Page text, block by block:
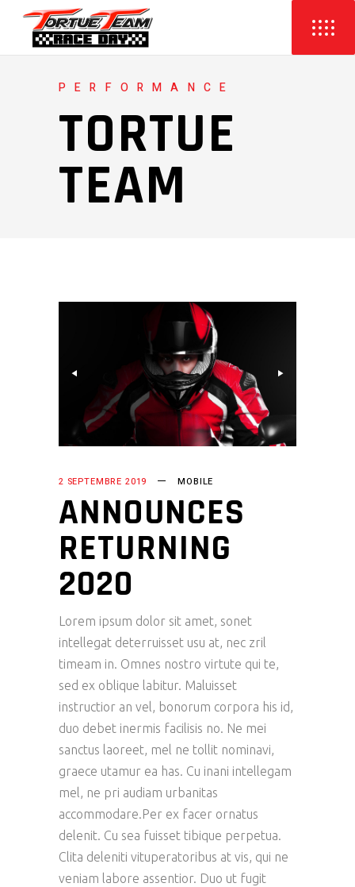
PERFORMANCE
TORTUE
TEAM
2 SEPTEMBRE 2019 MOBILE
ANNOUNCES
RETURNING
2020
Lorem ipsum dolor sit amet, sonet
intellegat deterruisset usu at, nec zril
timeam in. Omnes nostro virtute qui te,
sed ex oblique labitur. Maluisset
instructior an vel, bonorum corpora his id,
duo debet inermis facilisis no. Ne mei
sanctus laoreet, mel ne tollit nominavi,
graece utamur ea has. Cu inani intellegam
mel, ne pri audiam urbanitas
accommodare.Per ex facer ornatus
delenit. Cu sea fuisset tibique perpetua.
Clita deleniti vituperatoribus at vis, qui ne
veniam labore assentior. Duo ut fugit